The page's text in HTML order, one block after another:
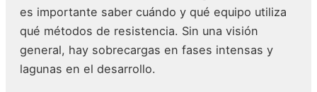
es importante saber cuándo y qué equipo utiliza
qué métodos de resistencia. Sin una visión
general, hay sobrecargas en fases intensas y
lagunas en el desarrollo.